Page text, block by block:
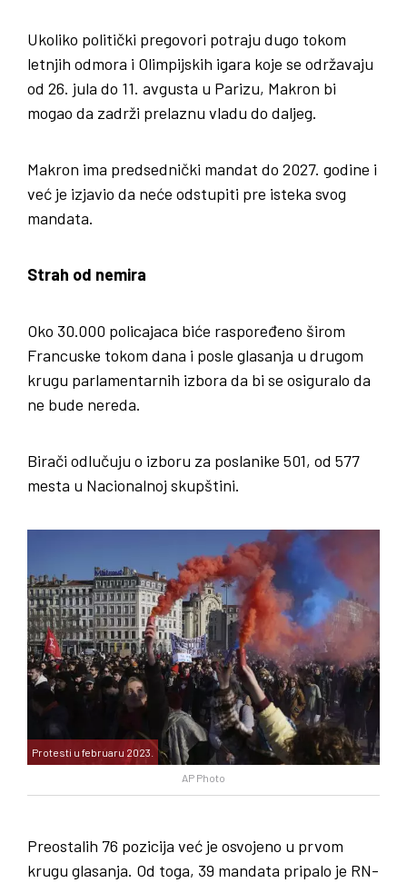
Ukoliko politički pregovori potraju dugo tokom
letnjih odmora i Olimpijskih igara koje se održavaju
od 26. jula do 11. avgusta u Parizu, Makron bi
mogao da zadrži prelaznu vladu do daljeg.
Makron ima predsednički mandat do 2027. godine i
već je izjavio da neće odstupiti pre isteka svog
mandata.
Strah od nemira
Oko 30.000 policajaca biće raspoređeno širom
Francuske tokom dana i posle glasanja u drugom
krugu parlamentarnih izbora da bi se osiguralo da
ne bude nereda.
Birači odlučuju o izboru za poslanike 501, od 577
mesta u Nacionalnoj skupštini.
AP Photo
Protesti u februaru 2023.
Preostalih 76 pozicija već je osvojeno u prvom
krugu glasanja. Od toga, 39 mandata pripalo je RN-